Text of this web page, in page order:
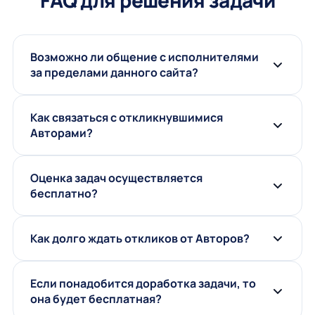
Возможно ли общение с исполнителями
за пределами данного сайта?
Как связаться с откликнувшимися
Авторами?
Оценка задач осуществляется
бесплатно?
Как долго ждать откликов от Авторов?
Если понадобится доработка задачи, то
она будет бесплатная?